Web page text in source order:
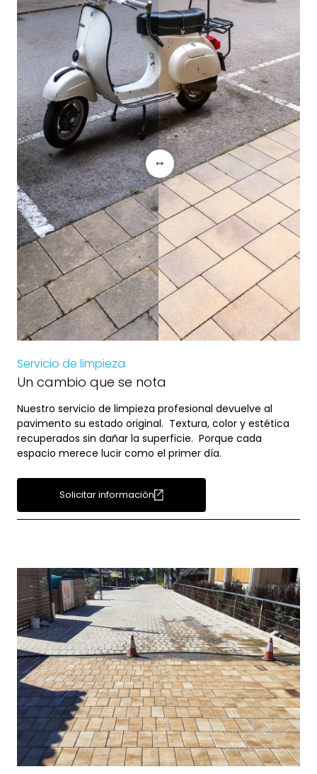
Servicio de limpieza
Un cambio que se nota
Nuestro servicio de limpieza profesional devuelve al
pavimento su estado original. Textura, color y estética
recuperados sin dañar la superficie. Porque cada
espacio merece lucir como el primer día.
Solicitar información